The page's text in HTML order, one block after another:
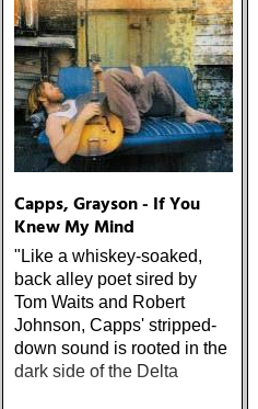
Capps, Grayson - If You
Knew My Mind
"Like a whiskey-soaked,
back alley poet sired by
Tom Waits and Robert
Johnson, Capps' stripped-
down sound is rooted in the
dark side of the Delta